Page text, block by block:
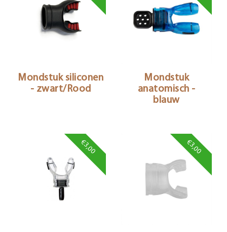
Mondstuk siliconen
- zwart/Rood
Mondstuk
anatomisch -
blauw
€3,00 €3,00